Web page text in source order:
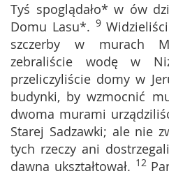
Tyś spoglądało* w ów
Domu Lasu*. 9
szczerby w murach
zebraliście wodę w
przeliczyliście domy w
budynki, by wzmocnić
dwoma murami
Starej Sadzawki; ale nie
tych rzeczy ani
dawna ukształtował. 12